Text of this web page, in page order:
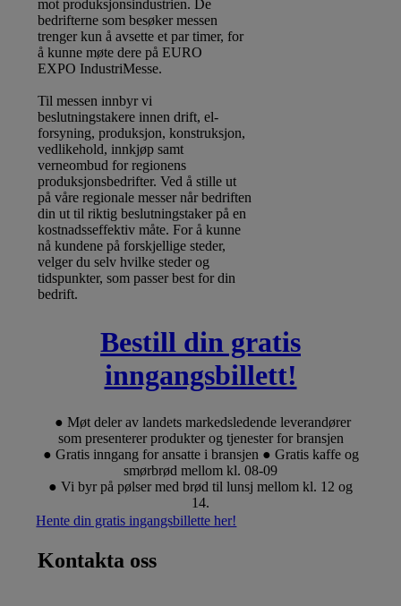
mot produksjonsindustrien. De
bedrifterne som besøker messen
trenger kun å avsette et par timer, for
å kunne møte dere på EURO
EXPO IndustriMesse.
Til messen innbyr vi
beslutningstakere innen drift, el-
forsyning, produksjon, konstruksjon,
vedlikehold, innkjøp samt
verneombud for regionens
produksjonsbedrifter. Ved å stille ut
på våre regionale messer når bedriften
din ut til riktig beslutningstaker på en
kostnadsseffektiv måte. For å kunne
nå kundene på forskjellige steder,
velger du selv hvilke steder og
tidspunkter, som passer best for din
bedrift.
Bestill din gratis
inngangsbillett!
● Møt deler av landets markedsledende leverandører
som presenterer produkter og tjenester for bransjen
​​​​​​​● Gratis inngang for ansatte i bransjen ● Gratis kaffe og
smørbrød mellom kl. 08-09
​​​​​​​● Vi byr på pølser med brød til lunsj mellom kl. 12 og
14.
Hente din gratis ingangsbillette her!
Kontakta oss